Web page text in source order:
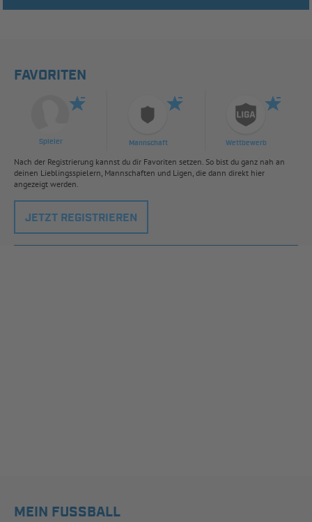
FAVORITEN
Spieler Mannschaft Wettbewerb
Nach der Registrierung kannst du dir Favoriten setzen. So bist du ganz nah an
deinen Lieblingsspielern, Mannschaften und Ligen, die dann direkt hier
angezeigt werden.
JETZT REGISTRIEREN
MEIN FUSSBALL